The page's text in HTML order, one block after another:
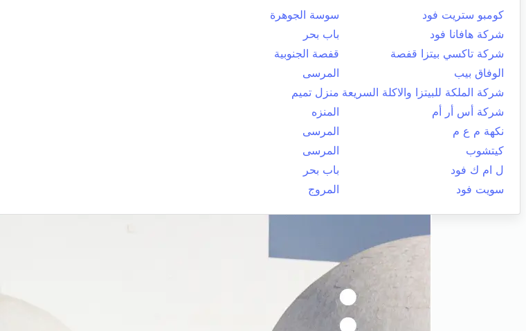
كومبو ستريت فود
سوسة الجوهرة
شركة هافانا فود
باب بحر
شركة تاكسي بيتزا قفصة
قفصة الجنوبية
الوفاق بيب
المرسى
شركة الملكة للبيتزا والاكلة السريعة منزل تميم
شركة أس أر أم
المنزه
نكهة م ع م
المرسى
كيتشوب
المرسى
ل ام ك فود
باب بحر
سويت فود
المروج